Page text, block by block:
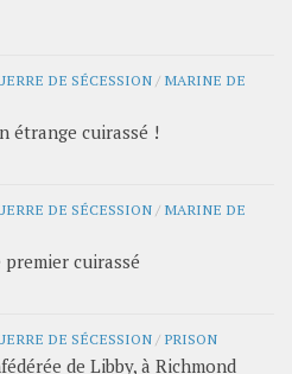
DE SÉCESSION / MARINE DE
étrange cuirassé !
DE SÉCESSION / MARINE DE
cuirassé
DE SÉCESSION / PRISON
de Libby, à Richmond